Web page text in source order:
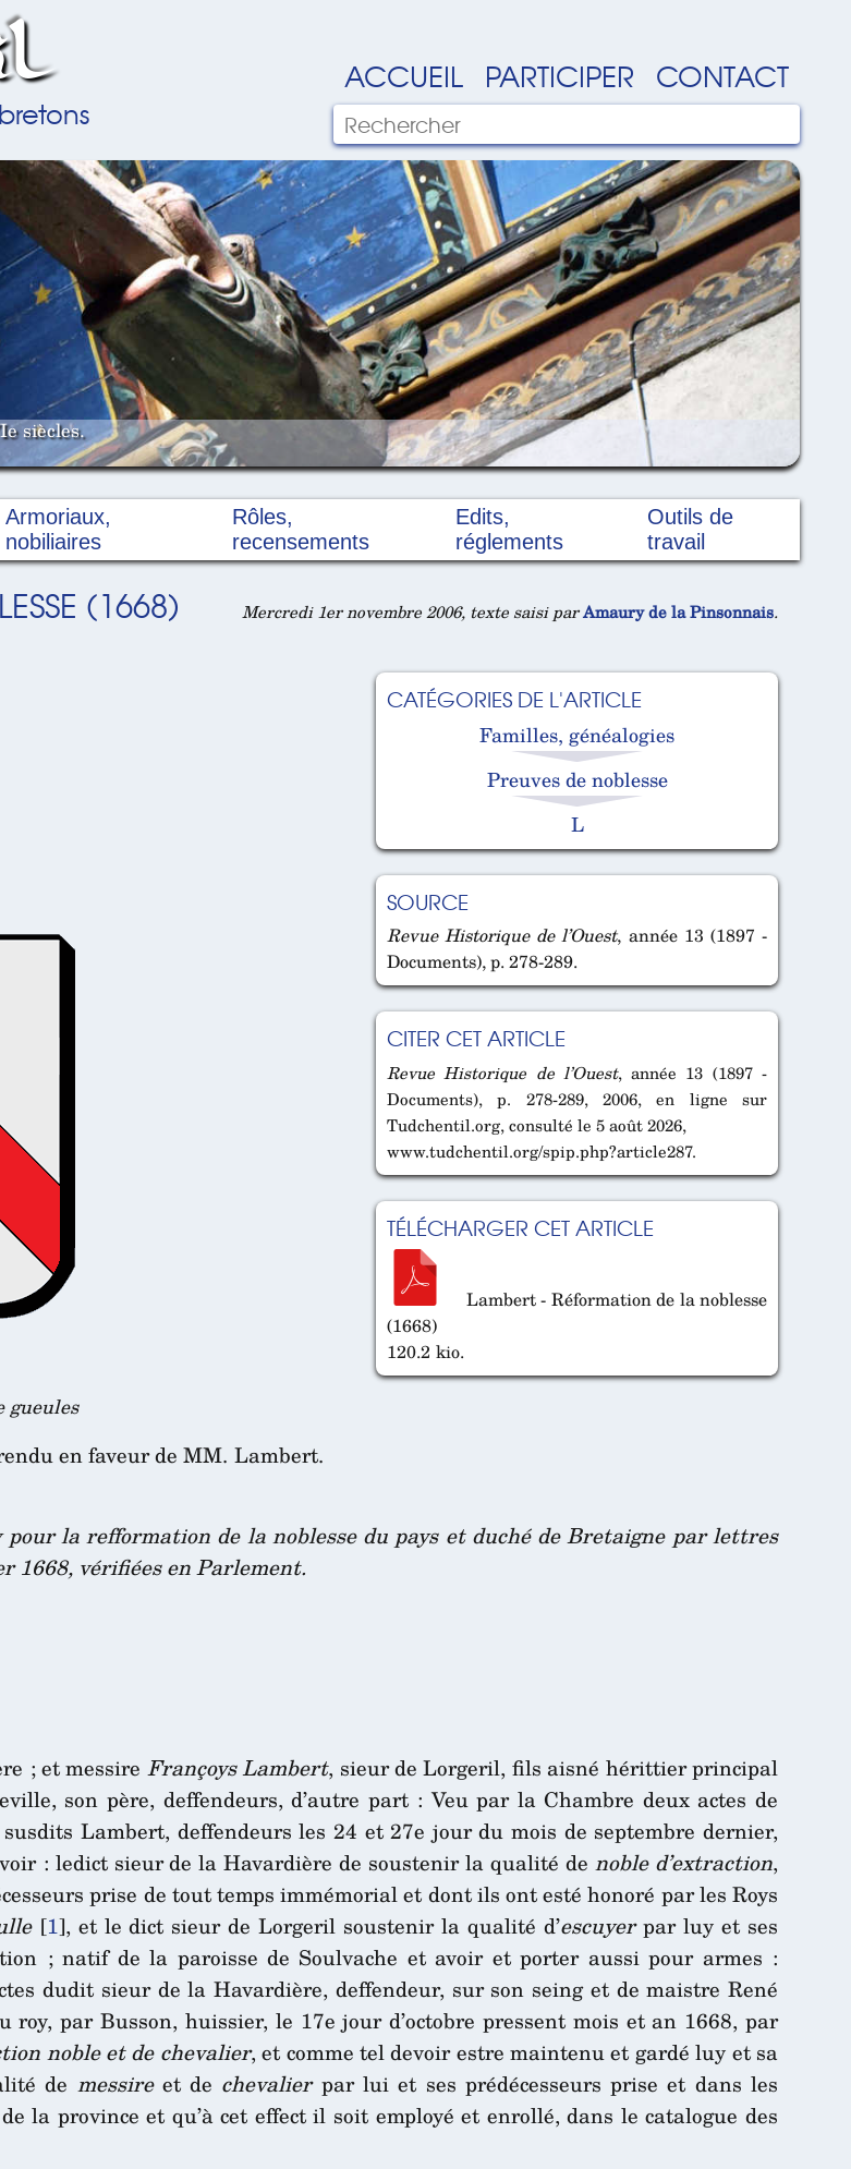
ACCUEIL PARTICIPER CONTACT
siècles.
Armoriaux,
nobiliaires
Rôles,
recensements
Edits,
réglements
Outils de
travail
(1668) Mercredi 1er novembre 2006, texte saisi parAmaury de la Pinsonnais.
CATÉGORIES DE L'ARTICLE
Familles, généalogies
Preuves de noblesse
L
SOURCE
Revue Historique de l’Ouest, année 13 (1897 -
Documents), p. 278-289.
CITER CET ARTICLE
Revue Historique de l’Ouest, année 13 (1897 -
Documents), p. 278-289, 2006, en ligne sur
Tudchentil.org, consulté le 5 août 2026,
www.tudchentil.org/spip.php?article287.
TÉLÉCHARGER CET ARTICLE
Lambert - Réformation de la noblesse
(1668)
120.2 kio.
gueules
en faveur de MM. Lambert.
la refformation de la noblesse du pays et duché de Bretaigne par lettres
1668, vérifiées en Parlement.
; et messire Françoys Lambert, sieur de Lorgeril, fils aisné hérittier principal
son père, deffendeurs, d’autre part : Veu par la Chambre deux actes de
Lambert, deffendeurs les 24 et 27e jour du mois de septembre dernier,
: ledict sieur de la Havardière de soustenir la qualité denoble d’extraction,
prise de tout temps immémorial et dont ils ont esté honoré par les Roys
[1], et le dict sieur de Lorgeril soustenir la qualité d’escuyerpar luy et ses
; natif de la paroisse de Soulvache et avoir et porter aussi pour armes :
dudit sieur de la Havardière, deffendeur, sur son seing et de maistre René
par Busson, huissier, le 17e jour d’octobre pressent mois et an 1668, par
noble et de chevalier, et comme tel devoir estre maintenu et gardé luy et sa
de messireet de chevalierpar lui et ses prédécesseurs prise et dans les
la province et qu’à cet effect il soit employé et enrollé, dans le catalogue des